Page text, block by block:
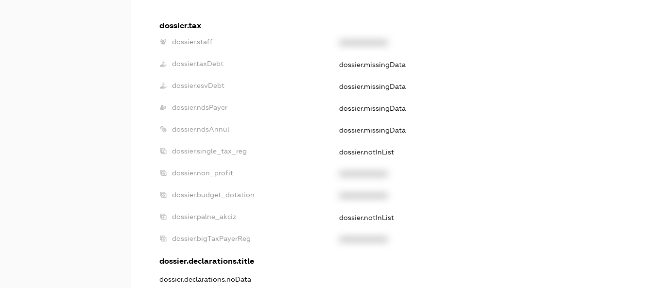
dossier.tax
dossier.staff
dossier.taxDebt dossier.missingData
dossier.esvDebt dossier.missingData
dossier.ndsPayer dossier.missingData
dossier.ndsAnnul dossier.missingData
dossier.single_tax_reg dossier.notInList
dossier.non_profit
dossier.budget_dotation
dossier.palne_akciz dossier.notInList
dossier.bigTaxPayerReg
dossier.declarations.title
dossier.declarations.noData